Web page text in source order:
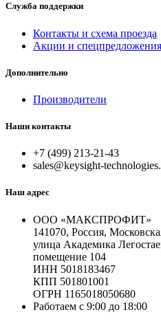
Служба поддержки
Контакты и схема проезда
Акции и спецпредложения
Дополнительно
Производители
Наши контакты
+7 (499) 213-21-43
sales@keysight-
Наш адрес
ООО «МАКСПРОФИТ»
141070, Россия,
улица Академика
помещение 104
ИНН 5018183467
КПП 501801001
ОГРН 1165018050680
Работаем с 9:00 до 18:00